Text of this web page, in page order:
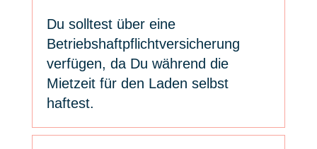
Du solltest über eine
Betriebshaftpflichtversicherung
verfügen, da Du während die
Mietzeit für den Laden selbst
haftest.